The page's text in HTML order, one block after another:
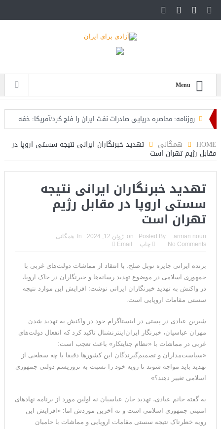
Menu
روزنامه: محاصره دریایی صادرات نفت ایران را فلج کرد/آمریکا: خفه
تحلیلگر سعودی: این توافق‌نامه پیامی بازدارنده در برابر حکومت
ایران است
مقام آمریکایی: تصورِ بازنده بودن برای ترامپ غیرقابل‌تحمل
است+فیلم: تحلیل
مقامات آمریکایی: برخی گزارش‌ها موجب گستاخ‌تر شدن حکومت
ایران خواهد شد
خبرگزاری سپاه پاسداران: رهگیری اهداف متخاصم در نزدیکی جزیره
قشم
تحلیلگر حکومتی: تفاهم هرمز پایان بحران نیست؛ خطر جنگ همچنان
پابرجاست
ایران؛ واکنش ترامپ و معاونش به اقدام تفرقه‌افکنان/سفر ژنرال
منیر به عربستان
مقاله: اپوزیسیون بی‌راه‌حل؛ وقتی دشمنی با پهلوی جای نجات
ایران را می‌گیرد
۱۰ تریلیون دلار؛ چگونه جرایم سایبری به سومین اقتصاد بزرگ جهان
HOME همگانی تهدید خبرنگاران ایرانی نتیجه سستی اروپا در
مقابل رژیم تهران است
تهدید خبرنگاران ایرانی نتیجه
سستی اروپا در مقابل رژیم
تهران است
Posted By: arman nouri
on: ژوئن 12, 2024 In:
همگانی
No Comments
چاپ Email
برنده ایرانی جایزه نوبل صلح، با انتقاد از مماشات دولت‌های غربی با
جمهوری اسلامی در موضوع تهدید رسانه‌ها و خبرنگاران در خاک اروپا،
در واکنش به تهدید خبرنگاران ایرانی نوشت: افزایش این موارد نتیجه
سستی مقامات اروپایی است.
شیرین عبادی در پستی در اینستاگرام خود در واکنش به تهدید شدن
مهران عباسیان، خبرنگار ایران‌اینترنشنال تاکید کرد که انفعال دولت‌های
غربی در مماشات با «نظام جنایتکار» باعث تعجب است:
«سیاست‌مداران و تصمیم‌گیرندگان این کشورها دقیقا با چه سطحی از
تهدید باید مواجه‌ شوند تا رویه‌ خود را نسبت به تروریسم دولتی جمهوری
اسلامی تغییر دهند؟»
به گفته خانم عبادی، تهدید جان عباسیان نه اولین مورد از برنامه‌ نهادهای
امنیتی جمهوری اسلامی است و نه آخرین موردش اما: «افزایش این
رویه‌ خطرناک نتیجه سستی مقامات اروپایی و مماشات با حامیان